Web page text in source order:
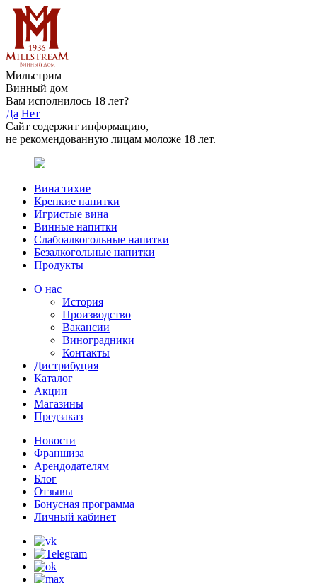
Мильстрим
Винный дом
Вам исполнилось 18 лет?
Да Нет
Сайт содержит информацию,
не рекомендованную лицам моложе 18 лет.
Вина тихие
Крепкие напитки
Игристые вина
Винные напитки
Слабоалкогольные напитки
Безалкогольные напитки
Продукты
О нас
История
Производство
Вакансии
Виноградники
Контакты
Дистрибуция
Каталог
Акции
Магазины
Предзаказ
Новости
Франшиза
Арендодателям
Блог
Отзывы
Бонусная программа
Личный кабинет